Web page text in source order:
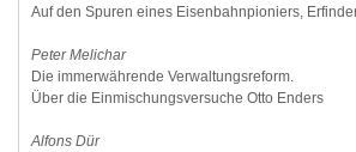
Auf den Spuren eines Eisenbahnpioniers,
Peter Melichar
Die immerwährende Verwaltungsreform.
Über die Einmischungsversuche Otto Enders
Alfons Dür